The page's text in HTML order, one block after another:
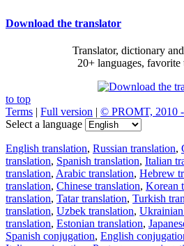
Download the translator
Translator, dictionary
20+ languages, favorite
to top
Terms | Full version | © PROMT, 2010
Select a language
English translation, Russian translation,
translation, Spanish translation, Italian
translation, Arabic translation, Hebrew
translation, Chinese translation, Korean
translation, Tatar translation, Turkish
translation, Uzbek translation,
translation, Estonian translation,
Spanish conjugation, English